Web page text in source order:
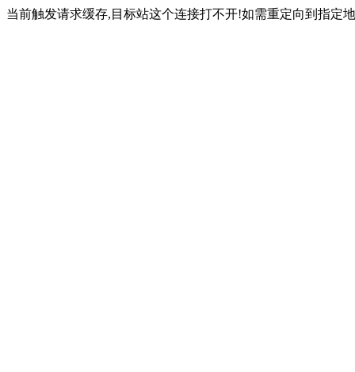
当前触发请求缓存,目标站这个连接打不开!如需重定向到指定